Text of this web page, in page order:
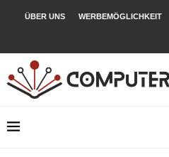
ÜBER UNS WERBEMÖGLICHKEIT